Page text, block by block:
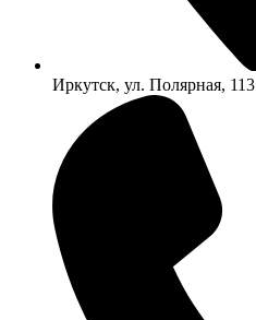
Иркутск, ул. Полярная, 113